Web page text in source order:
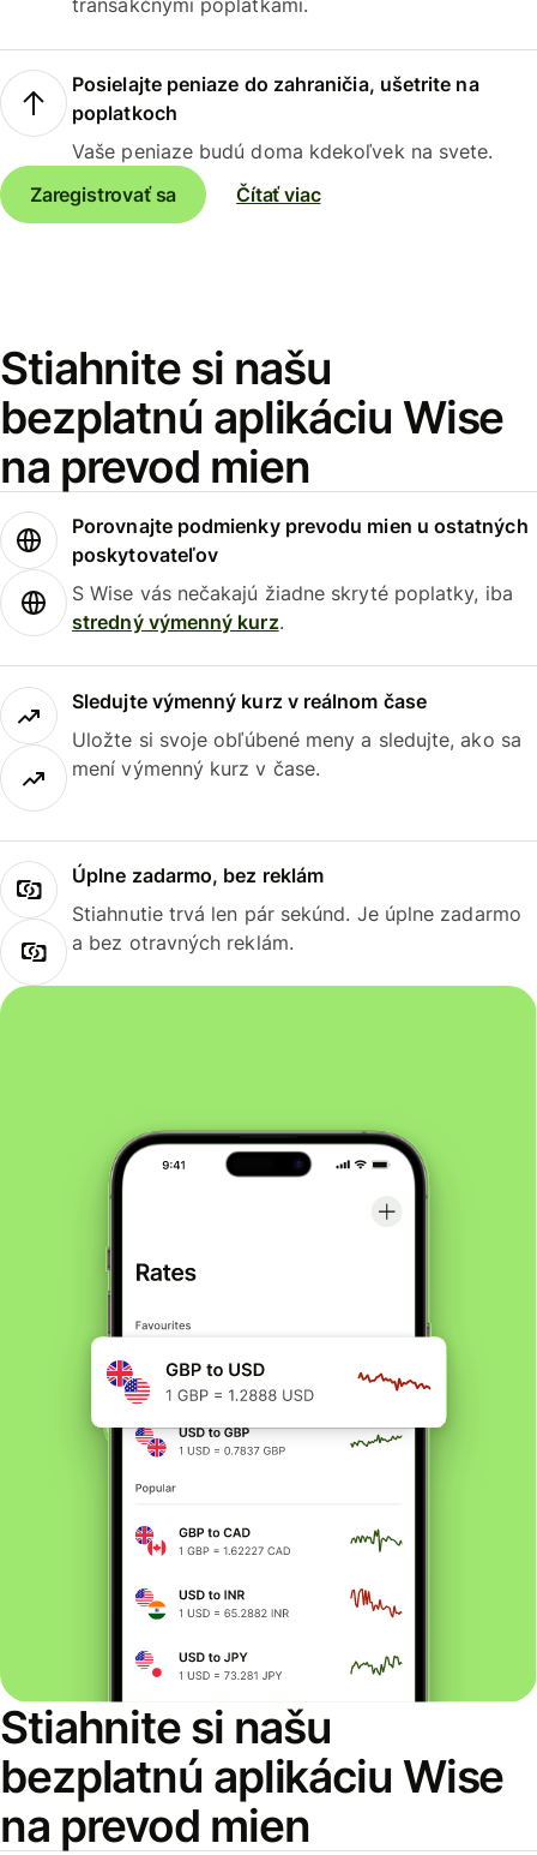
transakčnými poplatkami.
Posielajte peniaze do zahraničia, ušetrite na
poplatkoch
Vaše peniaze budú doma kdekoľvek na svete.
Zaregistrovať sa
Čítať viac
Stiahnite si našu
bezplatnú aplikáciu Wise
na prevod mien
Porovnajte podmienky prevodu mien u ostatných
poskytovateľov
S Wise vás nečakajú žiadne skryté poplatky, iba
stredný výmenný kurz.
Sledujte výmenný kurz v reálnom čase
Uložte si svoje obľúbené meny a sledujte, ako sa
mení výmenný kurz v čase.
Úplne zadarmo, bez reklám
Stiahnutie trvá len pár sekúnd. Je úplne zadarmo
a bez otravných reklám.
Stiahnite si našu
bezplatnú aplikáciu Wise
na prevod mien